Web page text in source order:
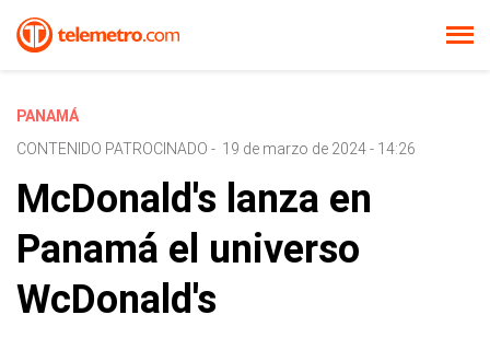
PANAMÁ
CONTENIDO PATROCINADO - 19 de marzo de 2024 - 14:26
McDonald's lanza en
Panamá el universo
WcDonald's